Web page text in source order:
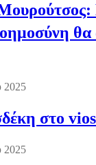
θα
2025
στο
2025